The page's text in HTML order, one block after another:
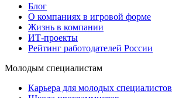
Блог
О компаниях в игровой форме
Жизнь в компании
ИТ-проекты
Рейтинг работодателей России
Молодым специалистам
Карьера для молодых специалистов